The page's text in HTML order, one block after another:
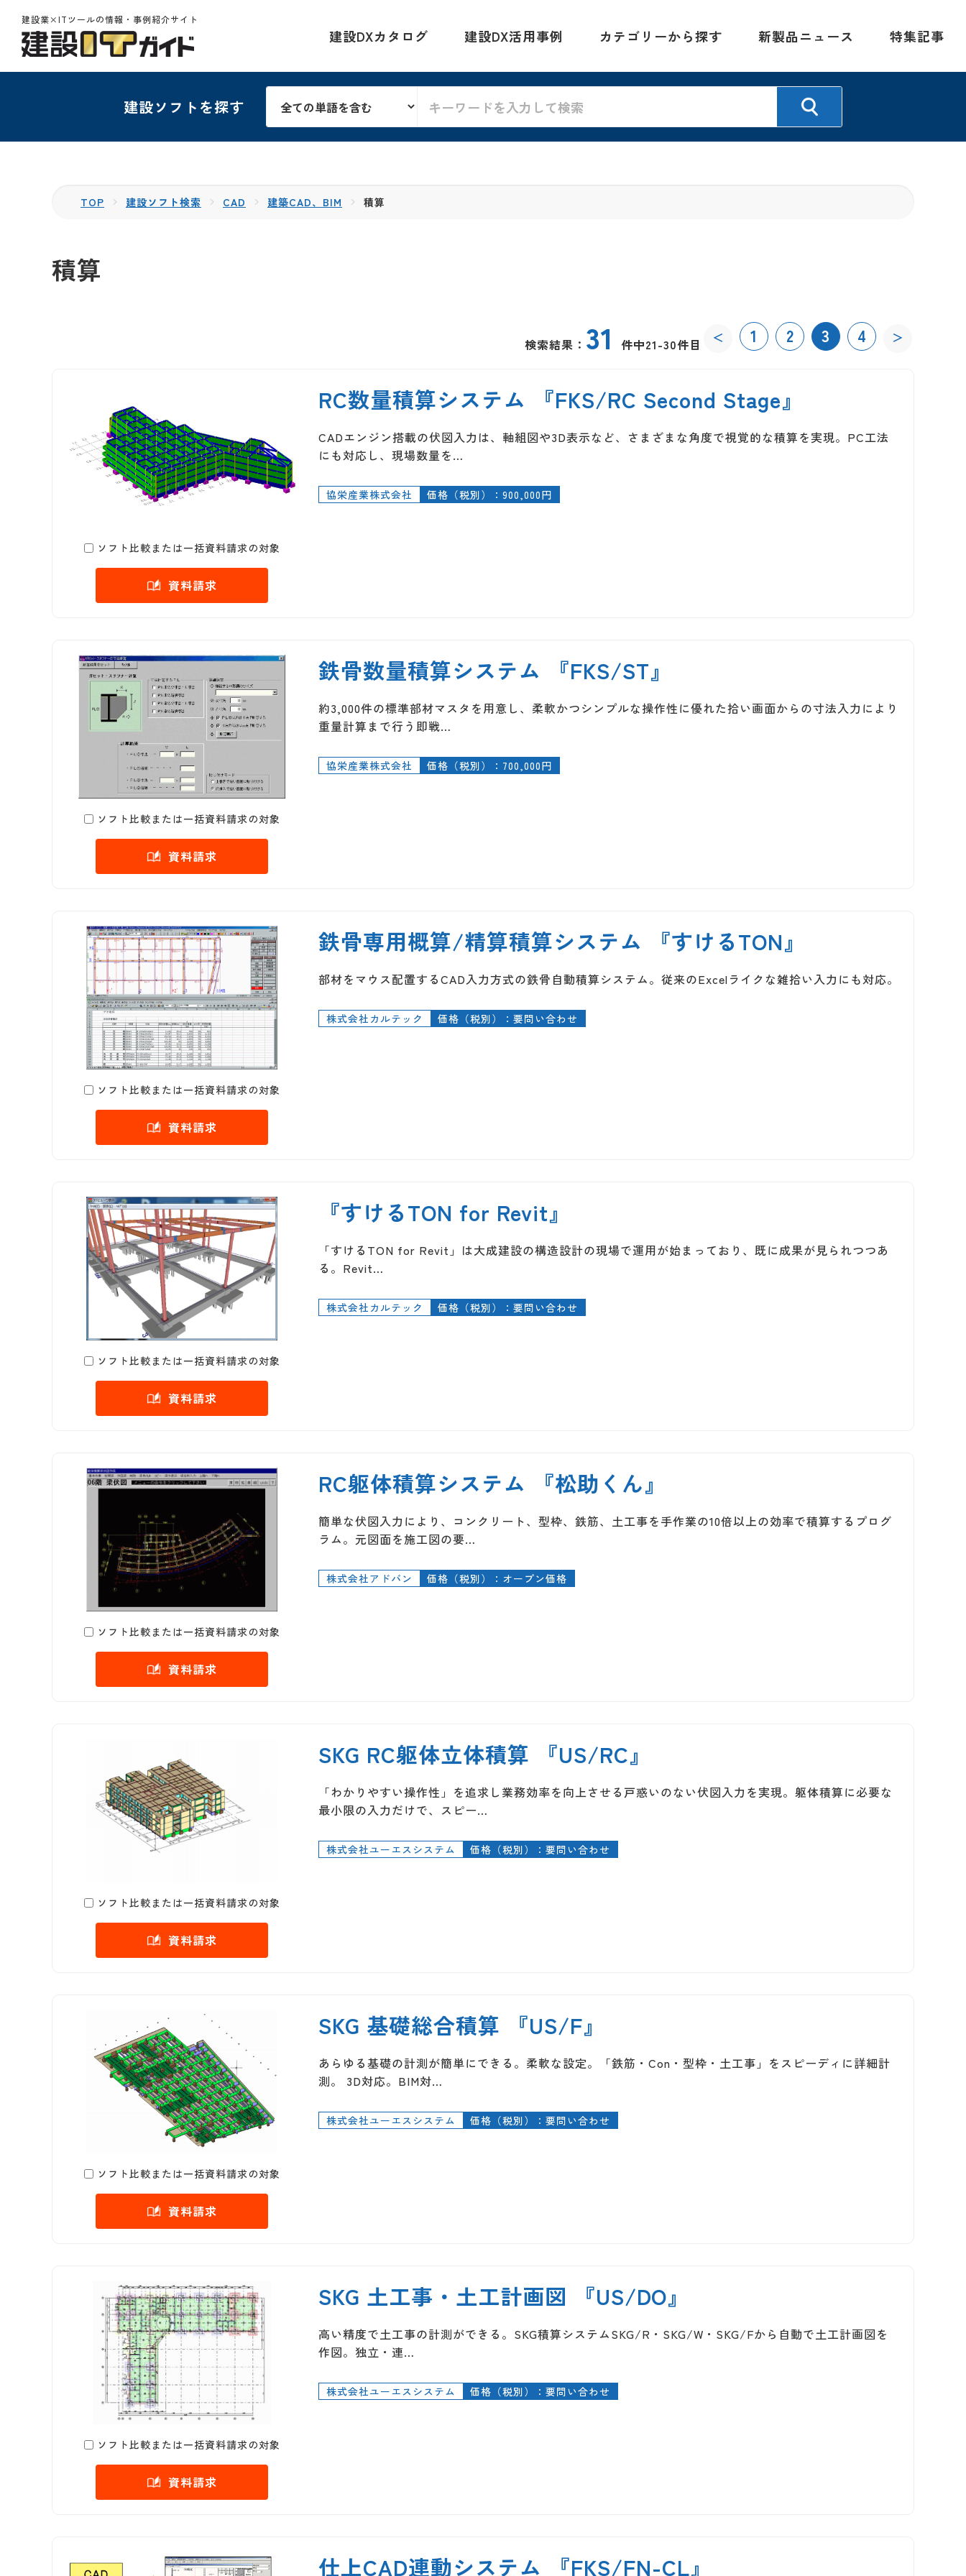
建設業×ITツールの情報・事例紹介サイト
建設DXカタログ 建設DX活用事例 カテゴリーから探す 新製品ニュース 特集記事
建設ソフトを探す
TOP 建設ソフト検索 CAD 建築CAD、BIM 積算
積算
検索結果： 31 件中21-30件目 ＜ 1 2 3 4 ＞
ソフト比較または一括資料請求の対象
資料請求
RC数量積算システム 『FKS/RC Second Stage』
CADエンジン搭載の伏図入力は、軸組図や3D表示など、さまざまな角度で視覚的な積算を実現。PC工法
にも対応し、現場数量を…
協栄産業株式会社 価格（税別）：900,000円
ソフト比較または一括資料請求の対象
資料請求
鉄骨数量積算システム 『FKS/ST』
約3,000件の標準部材マスタを用意し、柔軟かつシンプルな操作性に優れた拾い画面からの寸法入力により
重量計算まで行う即戦…
協栄産業株式会社 価格（税別）：700,000円
ソフト比較または一括資料請求の対象
資料請求
鉄骨専用概算/精算積算システム 『すけるTON』
部材をマウス配置するCAD入力方式の鉄骨自動積算システム。従来のExcelライクな雑拾い入力にも対応。
株式会社カルテック 価格（税別）：要問い合わせ
ソフト比較または一括資料請求の対象
資料請求
『すけるTON for Revit』
「すけるTON for Revit」は大成建設の構造設計の現場で運用が始まっており、既に成果が見られつつあ
る。Revit…
株式会社カルテック 価格（税別）：要問い合わせ
ソフト比較または一括資料請求の対象
資料請求
RC躯体積算システム 『松助くん』
簡単な伏図入力により、コンクリート、型枠、鉄筋、土工事を手作業の10倍以上の効率で積算するプログ
ラム。元図面を施工図の要…
株式会社アドバン 価格（税別）：オープン価格
ソフト比較または一括資料請求の対象
資料請求
SKG RC躯体立体積算 『US/RC』
「わかりやすい操作性」を追求し業務効率を向上させる戸惑いのない伏図入力を実現。躯体積算に必要な
最小限の入力だけで、スピー…
株式会社ユーエスシステム 価格（税別）：要問い合わせ
ソフト比較または一括資料請求の対象
資料請求
SKG 基礎総合積算 『US/F』
あらゆる基礎の計測が簡単にできる。柔軟な設定。「鉄筋・Con・型枠・土工事」をスピーディに詳細計
測。 3D対応。BIM対…
株式会社ユーエスシステム 価格（税別）：要問い合わせ
ソフト比較または一括資料請求の対象
資料請求
SKG 土工事・土工計画図 『US/DO』
高い精度で土工事の計測ができる。SKG積算システムSKG/R・SKG/W・SKG/Fから自動で土工計画図を
作図。独立・連…
株式会社ユーエスシステム 価格（税別）：要問い合わせ
仕上CAD連動システム 『FKS/FN-CL』